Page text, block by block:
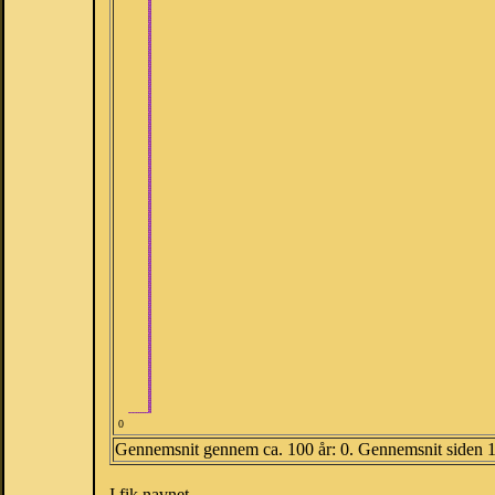
0
Gennemsnit gennem ca. 100 år: 0. Gennemsnit siden